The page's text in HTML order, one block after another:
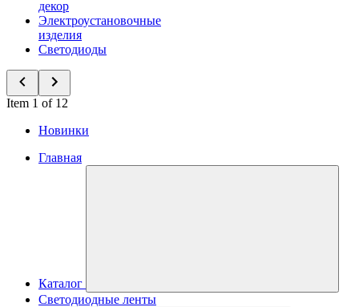
декор
Электроустановочные
изделия
Светодиоды
Item 1 of 12
Новинки
Главная
Каталог
Светодиодные ленты